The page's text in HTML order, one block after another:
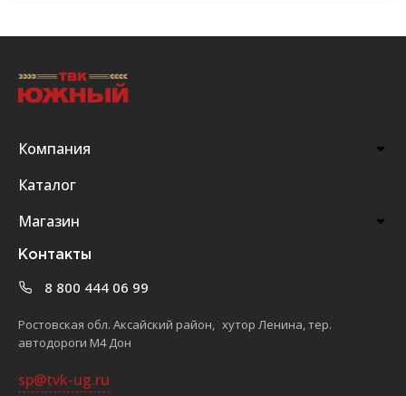
Компания
Каталог
Магазин
Контакты
8 800 444 06 99
Ростовская обл. Аксайский район, хутор Ленина, тер.
автодороги М4 Дон
sp@tvk-ug.ru